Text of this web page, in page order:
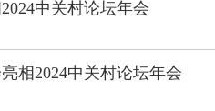
中关村论坛年会
相2024中关村论坛年会